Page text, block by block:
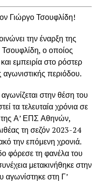
Γιώργο Τσουφλίδη!
την έναρξη της
ο οποίος
εμπειρία στο ρόστερ
περιόδου.
στην θέση του
τα τελευταία χρόνια σε
της Α’ ΕΠΣ Αθηνών,
τη σεζόν 2023-24
την επόμενη χρονιά.
φόρεσε τη φανέλα του
μετακινήθηκε στην
στη Γ’